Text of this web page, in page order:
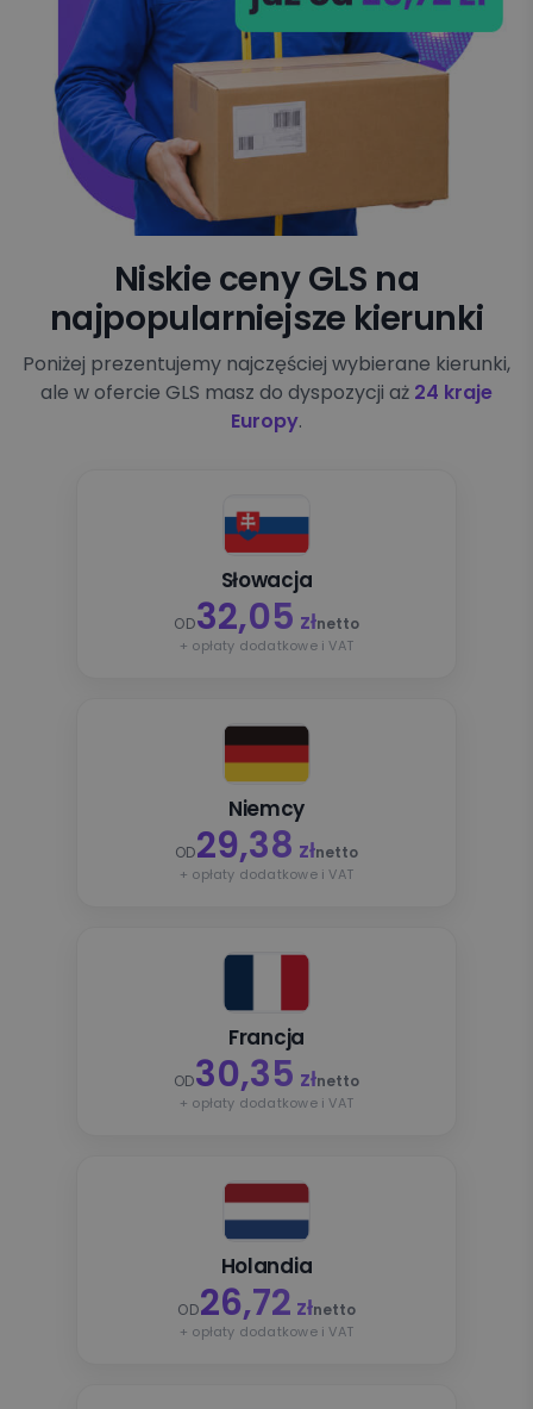
Niskie ceny GLS na
najpopularniejsze kierunki
Poniżej prezentujemy najczęściej wybierane kierunki,
ale w ofercie GLS masz do dyspozycji aż 24 kraje
Europy.
Słowacja
OD32,05 złnetto
+ opłaty dodatkowe i VAT
Niemcy
OD29,38 złnetto
+ opłaty dodatkowe i VAT
Francja
OD30,35 złnetto
+ opłaty dodatkowe i VAT
Holandia
OD26,72 złnetto
+ opłaty dodatkowe i VAT